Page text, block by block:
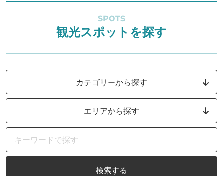
SPOTS
観光スポットを探す
カテゴリーから探す
エリアから探す
検索する